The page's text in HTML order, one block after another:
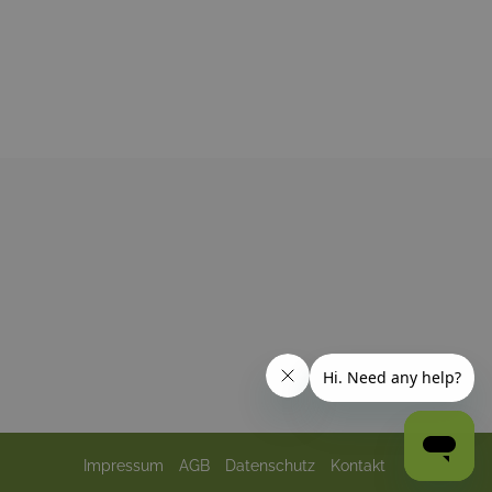
Impressum AGB Datenschutz Kontakt